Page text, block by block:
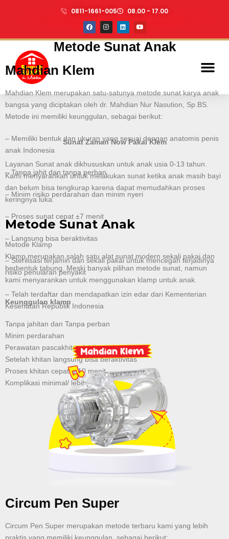
0811-1661-005 08.00 - 17.00
Sunat Zaman Now Pakai Klem
Layanan Sunat anak dikhususkan untuk anak usia 0-13 tahun.
Kami menyarankan untuk melakukan sunat ketika anak masih bayi
dan belum bisa tengkurap karena dapat memudahkan proses
keringnya luka.
Metode Sunat Anak
Metode Klamp
Klamp merupakan salah satu alat sunat modern sekali pakai dan
berbentuk tabung. Meski banyak pilihan metode sunat, namun
kami menyarankan untuk menggunakan klamp untuk anak.
Keunggulan klamp
Tanpa jahitan dan Tanpa perban
Minim perdarahan
Perawatan pascakhitan lebih mudah
Setelah khitan langsung bisa beraktivitas
Proses khitan cepat 5-10 menit
Komplikasi minimal/ lebih aman
Metode Sunat Anak
Mahdian Klem
Mahdian Klem merupakan satu-satunya metode sunat karya anak
bangsa yang diciptakan oleh dr. Mahdian Nur Nasution, Sp.BS.
Metode ini memiliki keunggulan, sebagai berikut:
– Memiliki bentuk dan ukuran yang sesuai dengan anatomis penis
anak Indonesia
– Tanpa jahit dan tanpa perban
– Minim risiko perdarahan dan minim nyeri
– Proses sunat cepat ±7 menit
– Langsung bisa beraktivitas
– Sterilisasi terjamin dan sekali pakai untuk mencegah terjadinya
risiko penularan penyakit
– Telah terdaftar dan mendapatkan izin edar dari Kementerian
Kesehatan Republik Indonesia
Circum Pen Super
Circum Pen Super merupakan metode terbaru kami yang lebih